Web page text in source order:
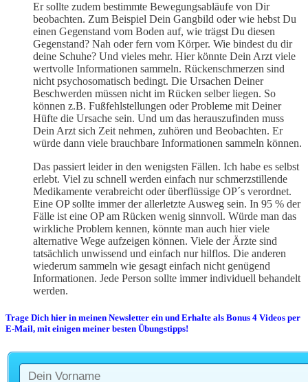
Er sollte zudem bestimmte Bewegungsabläufe von Dir
beobachten. Zum Beispiel Dein Gangbild oder wie hebst Du
einen Gegenstand vom Boden auf, wie trägst Du diesen
Gegenstand? Nah oder fern vom Körper. Wie bindest du dir
deine Schuhe? Und vieles mehr. Hier könnte Dein Arzt viele
wertvolle Informationen sammeln. Rückenschmerzen sind
nicht psychosomatisch bedingt. Die Ursachen Deiner
Beschwerden müssen nicht im Rücken selber liegen. So
können z.B. Fußfehlstellungen oder Probleme mit Deiner
Hüfte die Ursache sein. Und um das herauszufinden muss
Dein Arzt sich Zeit nehmen, zuhören und Beobachten. Er
würde dann viele brauchbare Informationen sammeln können.
Das passiert leider in den wenigsten Fällen. Ich habe es selbst
erlebt. Viel zu schnell werden einfach nur schmerzstillende
Medikamente verabreicht oder überflüssige OP´s verordnet.
Eine OP sollte immer der allerletzte Ausweg sein. In 95 % der
Fälle ist eine OP am Rücken wenig sinnvoll. Würde man das
wirkliche Problem kennen, könnte man auch hier viele
alternative Wege aufzeigen können. Viele der Ärzte sind
tatsächlich unwissend und einfach nur hilflos. Die anderen
wiederum sammeln wie gesagt einfach nicht genügend
Informationen. Jede Person sollte immer individuell behandelt
werden.
Trage Dich hier in meinen Newsletter ein und Erhalte als Bonus 4 Videos per
E-Mail, mit einigen meiner besten Übungstipps!